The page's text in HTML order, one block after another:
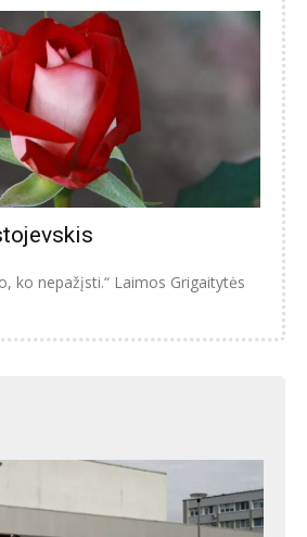
ko nepažįsti.“ Laimos Grigaitytės